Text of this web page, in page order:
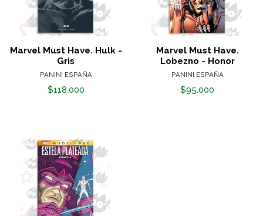
Marvel Must Have. Hulk -
Gris
PANINI ESPAÑA
$118.000
Marvel Must Have.
Lobezno - Honor
PANINI ESPAÑA
$95.000